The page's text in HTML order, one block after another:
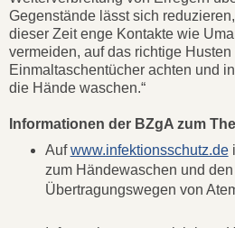
Gegenstände lässt sich
dieser Zeit enge Kontakte wie
vermeiden, auf das richtige
Einmaltaschentücher achten und
die Hände waschen.“
Informationen der BZgA zum
Aufwww.infektionsschutz.de
zum Händewaschen und den
Übertragungswegen von